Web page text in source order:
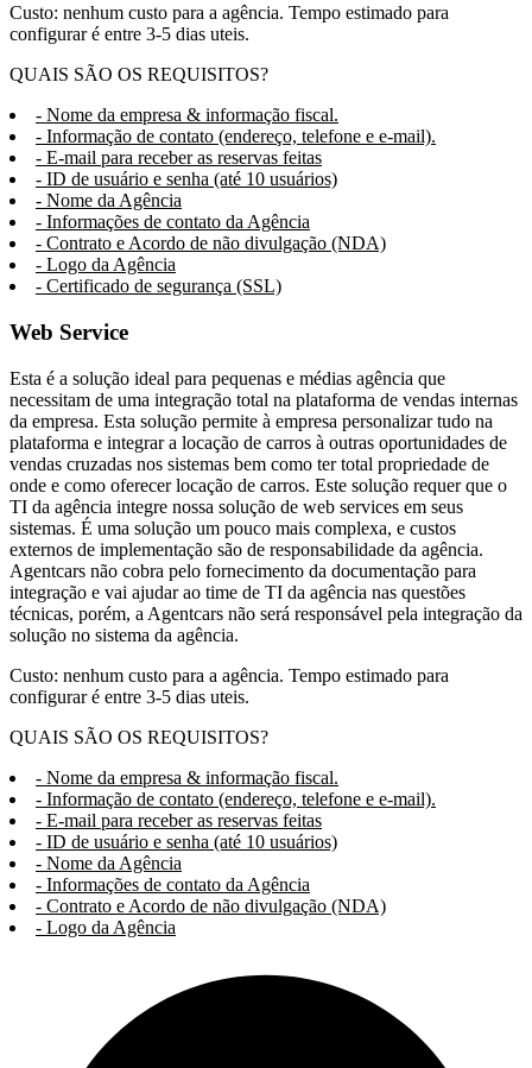
Custo: nenhum custo para a agência. Tempo estimado para
configurar é entre 3-5 dias uteis.
QUAIS SÃO OS REQUISITOS?
- Nome da empresa & informação fiscal.
- Informação de contato (endereço, telefone e e-mail).
- E-mail para receber as reservas feitas
- ID de usuário e senha (até 10 usuários)
- Nome da Agência
- Informações de contato da Agência
- Contrato e Acordo de não divulgação (NDA)
- Logo da Agência
- Certificado de segurança (SSL)
Web Service
Esta é a solução ideal para pequenas e médias agência que
necessitam de uma integração total na plataforma de vendas internas
da empresa. Esta solução permite à empresa personalizar tudo na
plataforma e integrar a locação de carros à outras oportunidades de
vendas cruzadas nos sistemas bem como ter total propriedade de
onde e como oferecer locação de carros. Este solução requer que o
TI da agência integre nossa solução de web services em seus
sistemas. É uma solução um pouco mais complexa, e custos
externos de implementação são de responsabilidade da agência.
Agentcars não cobra pelo fornecimento da documentação para
integração e vai ajudar ao time de TI da agência nas questões
técnicas, porém, a Agentcars não será responsável pela integração da
solução no sistema da agência.
Custo: nenhum custo para a agência. Tempo estimado para
configurar é entre 3-5 dias uteis.
QUAIS SÃO OS REQUISITOS?
- Nome da empresa & informação fiscal.
- Informação de contato (endereço, telefone e e-mail).
- E-mail para receber as reservas feitas
- ID de usuário e senha (até 10 usuários)
- Nome da Agência
- Informações de contato da Agência
- Contrato e Acordo de não divulgação (NDA)
- Logo da Agência